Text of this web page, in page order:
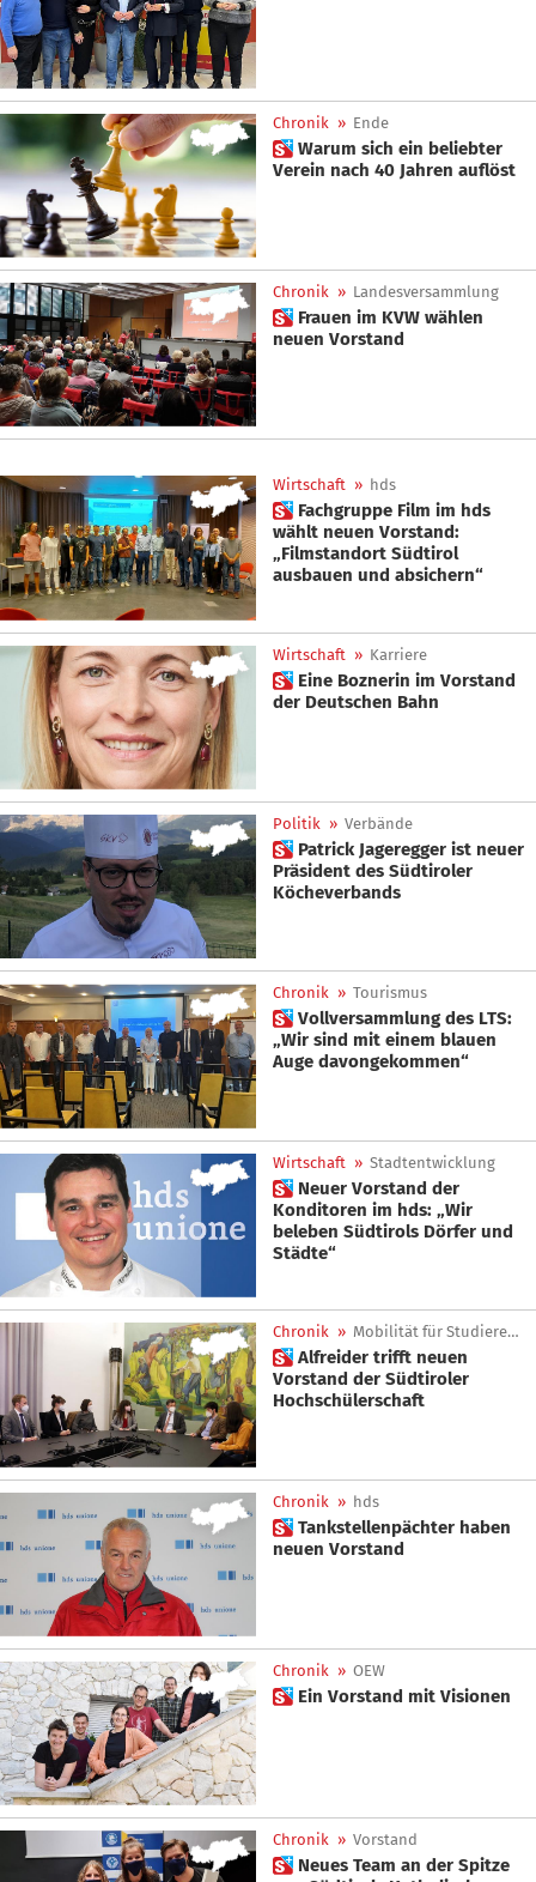
Chronik » Ende
 Warum sich ein beliebter
Verein nach 40 Jahren auflöst
Chronik » Landesversammlung
 Frauen im KVW wählen
neuen Vorstand
Wirtschaft » hds
 Fachgruppe Film im hds
wählt neuen Vorstand:
„Filmstandort Südtirol
ausbauen und absichern“
Wirtschaft » Karriere
 Eine Boznerin im Vorstand
der Deutschen Bahn
Politik » Verbände
 Patrick Jageregger ist neuer
Präsident des Südtiroler
Köcheverbands
Chronik » Tourismus
 Vollversammlung des LTS:
„Wir sind mit einem blauen
Auge davongekommen“
Wirtschaft » Stadtentwicklung
 Neuer Vorstand der
Konditoren im hds: „Wir
beleben Südtirols Dörfer und
Städte“
Chronik » Mobilität für Studierende
 Alfreider trifft neuen
Vorstand der Südtiroler
Hochschülerschaft
Chronik » hds
 Tankstellenpächter haben
neuen Vorstand
Chronik » OEW
 Ein Vorstand mit Visionen
Chronik » Vorstand
 Neues Team an der Spitze